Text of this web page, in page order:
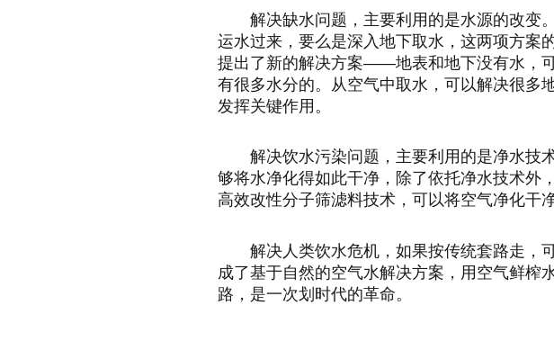
解决缺水问题，主要利用的是水源的改变
运水过来，要么是深入地下取水，这两项方案
提出了新的解决方案——地表和地下没有水，
有很多水分的。从空气中取水，可以解决很多
发挥关键作用。
解决饮水污染问题，主要利用的是净水技
够将水净化得如此干净，除了依托净水技术外
高效改性分子筛滤料技术，可以将空气净化干
解决人类饮水危机，如果按传统套路走，
成了基于自然的空气水解决方案，用空气鲜榨
路，是一次划时代的革命。